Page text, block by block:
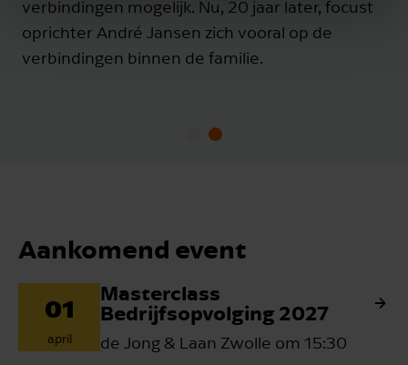
toekomstgericht familiebedrijf, laat het je zien.
Lees klantcase
Aankomend event
01
april
Masterclass
Bedrijfsopvolging 2027
de Jong & Laan Zwolle om 15:30